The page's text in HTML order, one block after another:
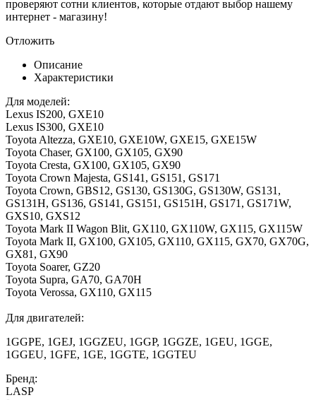
проверяют сотни клиентов, которые отдают выбор нашему
интернет - магазину!
Отложить
Описание
Характеристики
Для моделей:
Lexus IS200, GXE10
Lexus IS300, GXE10
Toyota Altezza, GXE10, GXE10W, GXE15, GXE15W
Toyota Chaser, GX100, GX105, GX90
Toyota Cresta, GX100, GX105, GX90
Toyota Crown Majesta, GS141, GS151, GS171
Toyota Crown, GBS12, GS130, GS130G, GS130W, GS131,
GS131H, GS136, GS141, GS151, GS151H, GS171, GS171W,
GXS10, GXS12
Toyota Mark II Wagon Blit, GX110, GX110W, GX115, GX115W
Toyota Mark II, GX100, GX105, GX110, GX115, GX70, GX70G,
GX81, GX90
Toyota Soarer, GZ20
Toyota Supra, GA70, GA70H
Toyota Verossa, GX110, GX115
Для двигателей:
1GGPE, 1GEJ, 1GGZEU, 1GGP, 1GGZE, 1GEU, 1GGE,
1GGEU, 1GFE, 1GE, 1GGTE, 1GGTEU
Бренд:
LASP